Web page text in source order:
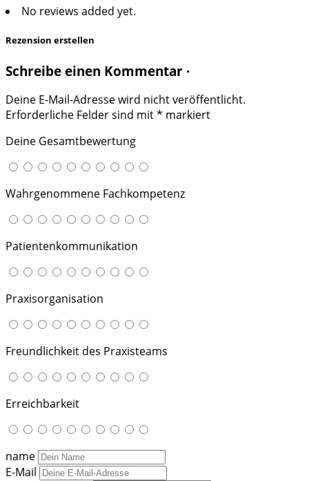
No reviews added yet.
Rezension erstellen
Schreibe einen Kommentar ·
Deine E-Mail-Adresse wird nicht veröffentlicht.
Erforderliche Felder sind mit* markiert
Deine Gesamtbewertung
Wahrgenommene Fachkompetenz
Patientenkommunikation
Praxisorganisation
Freundlichkeit des Praxisteams
Erreichbarkeit
name
E-Mail